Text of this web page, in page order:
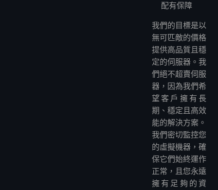
配有保障
我們的目標是以
無可匹敵的價格
提供高品質且穩
定的伺服器。我
們絕不超賣伺服
器，因為我們希
望客戶擁有長
期、穩定且高效
能的解決方案。
我們密切監控您
的虛擬機器，確
保它們始終運作
正常，且您永遠
擁有足夠的資